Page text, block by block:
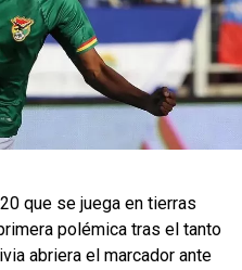
que se juega en tierras
polémica tras el tanto
abriera el marcador ante